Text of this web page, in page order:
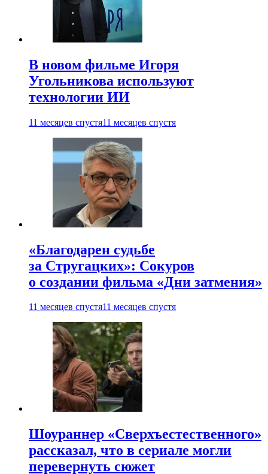
В новом фильме Игоря
Угольникова используют
технологии ИИ
11 месяцев спустя11 месяцев спустя
«Благодарен судьбе
за Стругацких»: Сокуров
о создании фильма «Дни затмения»
11 месяцев спустя11 месяцев спустя
Шоураннер «Сверхъестественного»
рассказал, что в сериале могли
перевернуть сюжет